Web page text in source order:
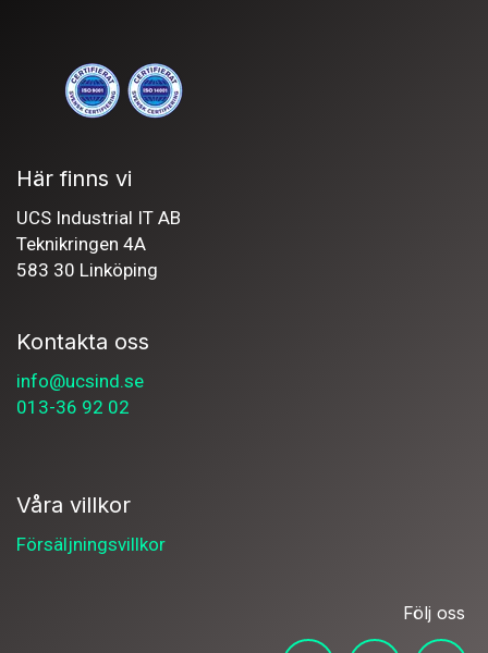
Här finns vi
UCS Industrial IT AB
Teknikringen 4A
583 30 Linköping
Kontakta oss
info@ucsind.se
013-36 92 02
Våra villkor
Försäljningsvillkor
Följ oss